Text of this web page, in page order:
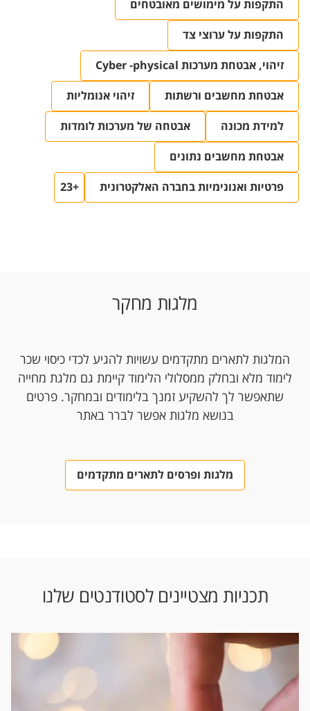
התקפות על מימושים מאובטחים
התקפות על ערוצי צד
זיהוי, אבטחת מערכות Cyber -physical
אבטחת מחשבים ורשתות זיהוי אנומליות
למידת מכונה אבטחה של מערכות לומדות
אבטחת מחשבים נתונים
פרטיות ואנונימיות בחברה האלקטרונית +23
מלגות מחקר
המלגות לתארים מתקדמים עשויות להגיע לכדי כיסוי שכר
לימוד מלא ובחלק ממסלולי הלימוד קיימת גם מלגת מחייה
שתאפשר לך להשקיע זמנך בלימודים ובמחקר. פרטים
בנושא מלגות אפשר לברר באתר
מלגות ופרסים לתארים מתקדמים
תכניות מצטיינים לסטודנטים שלנו